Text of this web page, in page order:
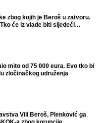
zbog kojih je Beroš u zatvoru.
će iz vlade biti sljedeći
mito od 75 000 eura. Evo tko bi
zločinačkog udruženja
Vili Beroš, Plenković ga